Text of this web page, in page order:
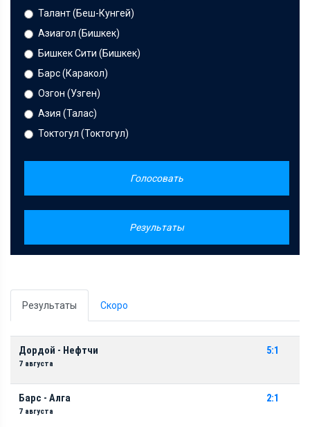
Талант (Беш-Кунгей)
Азиагол (Бишкек)
Бишкек Сити (Бишкек)
Барс (Каракол)
Озгон (Узген)
Азия (Талас)
Токтогул (Токтогул)
Голосовать
Результаты
Результаты Скоро
Дордой - Нефтчи
7 августа
5:1
Барс - Алга
7 августа
2:1